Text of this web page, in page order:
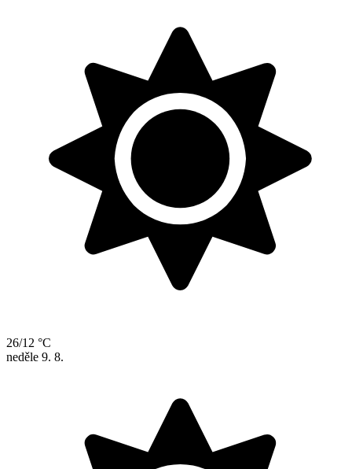
26/12 °C
neděle 9. 8.